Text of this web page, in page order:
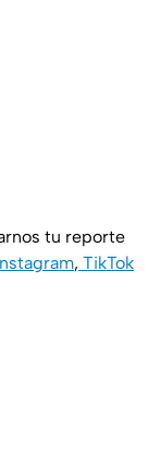
tu reporte
, TikTok